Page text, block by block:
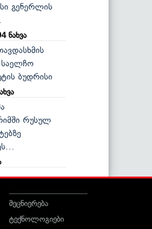
გენერლის
ნახვა
ბუდრისი
რუსულ
მეცნიერება
ტექნოლოგიები